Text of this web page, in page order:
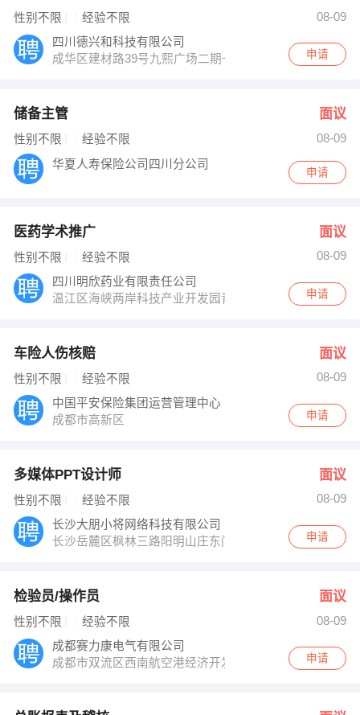
性别不限 经验不限
08-09
四川德兴和科技有限公司
成华区建材路39号九熙广场二期一栋1520
申请
储备主管 面议
性别不限 经验不限
08-09
华夏人寿保险公司四川分公司
申请
医药学术推广 面议
性别不限 经验不限
08-09
四川明欣药业有限责任公司
温江区海峡两岸科技产业开发园青啤大道1069号申请
车险人伤核赔 面议
性别不限 经验不限
08-09
中国平安保险集团运营管理中心
成都市高新区
申请
多媒体PPT设计师 面议
性别不限 经验不限
08-09
长沙大朋小将网络科技有限公司
长沙岳麓区枫林三路阳明山庄东门13栋103
申请
检验员/操作员 面议
性别不限 经验不限
08-09
成都赛力康电气有限公司
成都市双流区西南航空港经济开发区牧鱼二路588号内
申请